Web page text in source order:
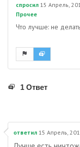
спросил 15 Апрель,
Прочее
Что лучше: не
1 Ответ
ответил 15 Апрель,